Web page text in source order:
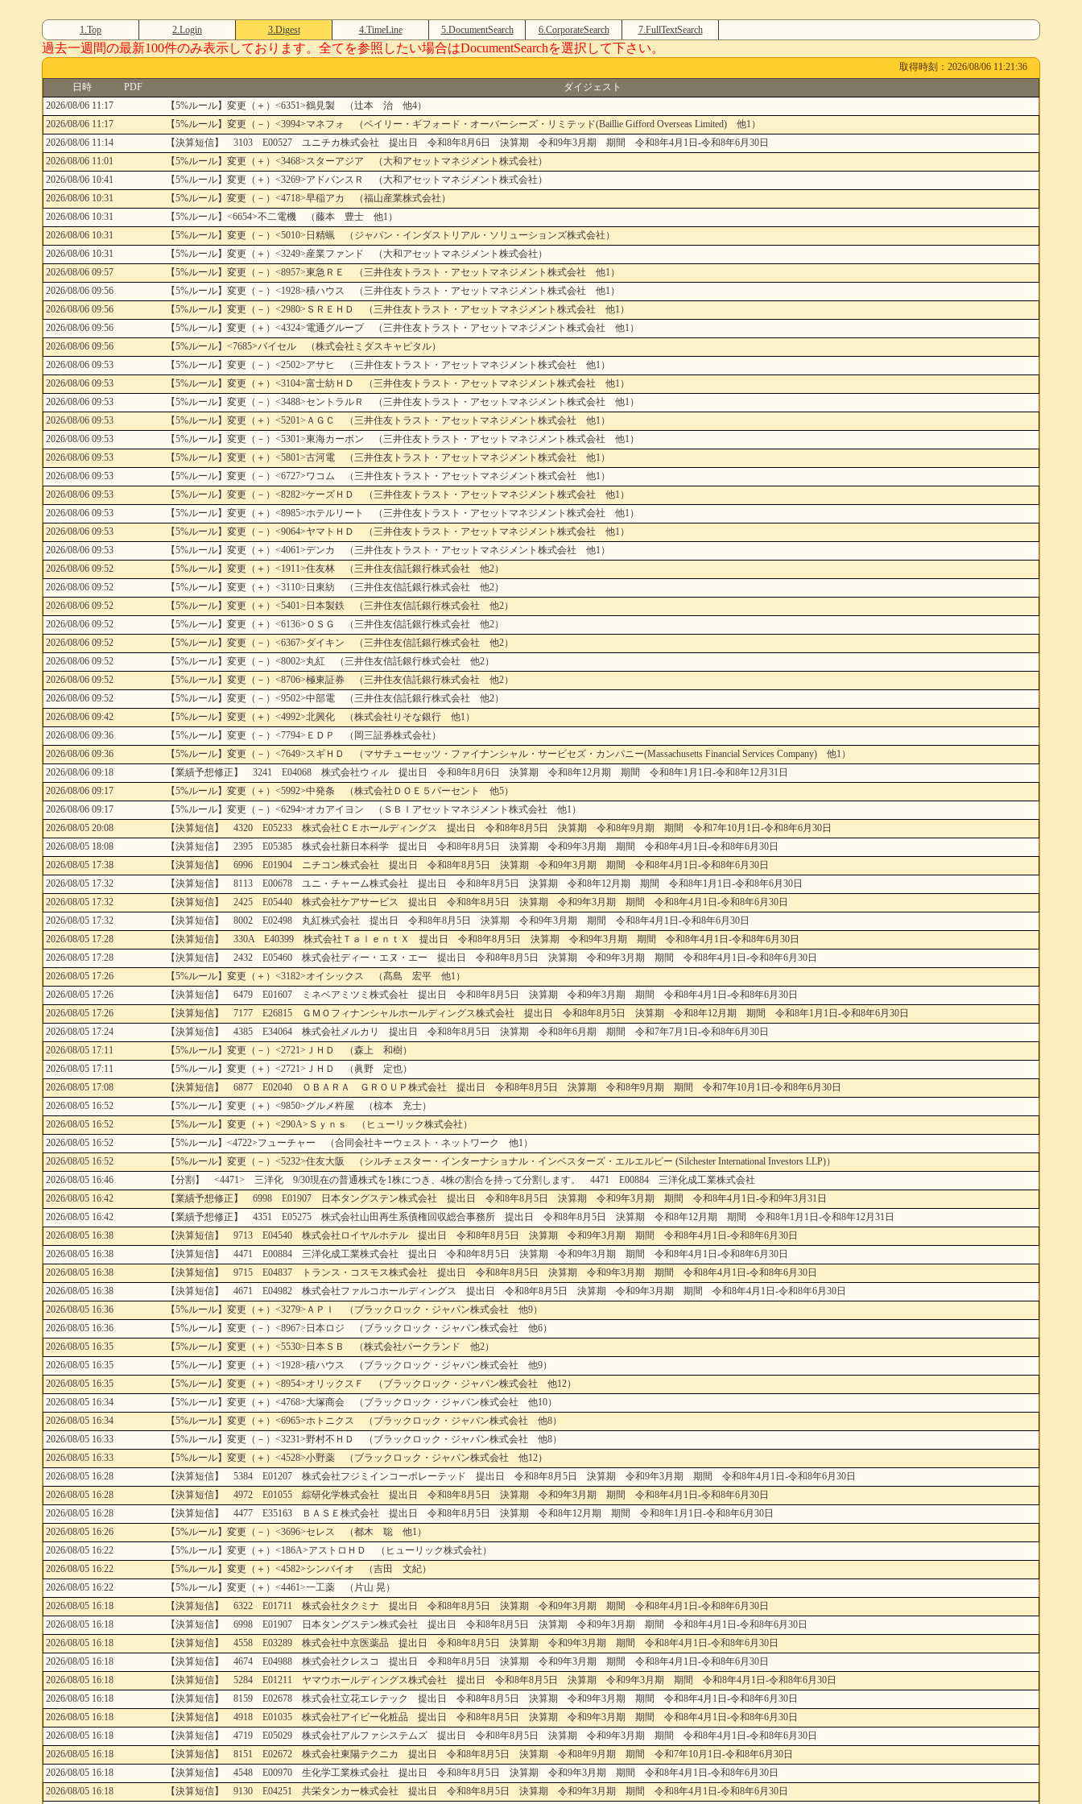
1.Top 2.Login 3.Digest 4.TimeLine 5.DocumentSearch 6.CorporateSearch 7.FullTextSearch
過去一週間の最新100件のみ表示しております。全てを参照したい場合はDocumentSearchを選択して下さい。
取得時刻：2026/08/06 11:21:36
日時
PDF
ダイジェスト
2026/08/06 11:17
【5%ルール】変更（＋）<6351>鶴見製 （辻本 治 他4）
2026/08/06 11:17
【5%ルール】変更（－）<3994>マネフォ （ベイリー・ギフォード・オーバーシーズ・リミテッド(Baillie Gifford Overseas Limited) 他1）
2026/08/06 11:14
【決算短信】 3103 E00527 ユニチカ株式会社 提出日 令和8年8月6日 決算期 令和9年3月期 期間 令和8年4月1日-令和8年6月30日
2026/08/06 11:01
【5%ルール】変更（＋）<3468>スターアジア （大和アセットマネジメント株式会社）
2026/08/06 10:41
【5%ルール】変更（＋）<3269>アドバンスＲ （大和アセットマネジメント株式会社）
2026/08/06 10:31
【5%ルール】変更（－）<4718>早稲アカ （福山産業株式会社）
2026/08/06 10:31
【5%ルール】<6654>不二電機 （藤本 豊士 他1）
2026/08/06 10:31
【5%ルール】変更（－）<5010>日精蝋 （ジャパン・インダストリアル・ソリューションズ株式会社）
2026/08/06 10:31
【5%ルール】変更（＋）<3249>産業ファンド （大和アセットマネジメント株式会社）
2026/08/06 09:57
【5%ルール】変更（－）<8957>東急ＲＥ （三井住友トラスト・アセットマネジメント株式会社 他1）
2026/08/06 09:56
【5%ルール】変更（－）<1928>積ハウス （三井住友トラスト・アセットマネジメント株式会社 他1）
2026/08/06 09:56
【5%ルール】変更（－）<2980>ＳＲＥＨＤ （三井住友トラスト・アセットマネジメント株式会社 他1）
2026/08/06 09:56
【5%ルール】変更（＋）<4324>電通グループ （三井住友トラスト・アセットマネジメント株式会社 他1）
2026/08/06 09:56
【5%ルール】<7685>バイセル （株式会社ミダスキャピタル）
2026/08/06 09:53
【5%ルール】変更（－）<2502>アサヒ （三井住友トラスト・アセットマネジメント株式会社 他1）
2026/08/06 09:53
【5%ルール】変更（＋）<3104>富士紡ＨＤ （三井住友トラスト・アセットマネジメント株式会社 他1）
2026/08/06 09:53
【5%ルール】変更（－）<3488>セントラルＲ （三井住友トラスト・アセットマネジメント株式会社 他1）
2026/08/06 09:53
【5%ルール】変更（＋）<5201>ＡＧＣ （三井住友トラスト・アセットマネジメント株式会社 他1）
2026/08/06 09:53
【5%ルール】変更（－）<5301>東海カーボン （三井住友トラスト・アセットマネジメント株式会社 他1）
2026/08/06 09:53
【5%ルール】変更（＋）<5801>古河電 （三井住友トラスト・アセットマネジメント株式会社 他1）
2026/08/06 09:53
【5%ルール】変更（－）<6727>ワコム （三井住友トラスト・アセットマネジメント株式会社 他1）
2026/08/06 09:53
【5%ルール】変更（－）<8282>ケーズＨＤ （三井住友トラスト・アセットマネジメント株式会社 他1）
2026/08/06 09:53
【5%ルール】変更（＋）<8985>ホテルリート （三井住友トラスト・アセットマネジメント株式会社 他1）
2026/08/06 09:53
【5%ルール】変更（－）<9064>ヤマトＨＤ （三井住友トラスト・アセットマネジメント株式会社 他1）
2026/08/06 09:53
【5%ルール】変更（＋）<4061>デンカ （三井住友トラスト・アセットマネジメント株式会社 他1）
2026/08/06 09:52
【5%ルール】変更（＋）<1911>住友林 （三井住友信託銀行株式会社 他2）
2026/08/06 09:52
【5%ルール】変更（＋）<3110>日東紡 （三井住友信託銀行株式会社 他2）
2026/08/06 09:52
【5%ルール】変更（＋）<5401>日本製鉄 （三井住友信託銀行株式会社 他2）
2026/08/06 09:52
【5%ルール】変更（＋）<6136>ＯＳＧ （三井住友信託銀行株式会社 他2）
2026/08/06 09:52
【5%ルール】変更（－）<6367>ダイキン （三井住友信託銀行株式会社 他2）
2026/08/06 09:52
【5%ルール】変更（－）<8002>丸紅 （三井住友信託銀行株式会社 他2）
2026/08/06 09:52
【5%ルール】変更（－）<8706>極東証券 （三井住友信託銀行株式会社 他2）
2026/08/06 09:52
【5%ルール】変更（－）<9502>中部電 （三井住友信託銀行株式会社 他2）
2026/08/06 09:42
【5%ルール】変更（＋）<4992>北興化 （株式会社りそな銀行 他1）
2026/08/06 09:36
【5%ルール】変更（－）<7794>ＥＤＰ （岡三証券株式会社）
2026/08/06 09:36
【5%ルール】変更（－）<7649>スギＨＤ （マサチューセッツ・ファイナンシャル・サービセズ・カンパニー(Massachusetts Financial Services Company) 他1）
2026/08/06 09:18
【業績予想修正】 3241 E04068 株式会社ウィル 提出日 令和8年8月6日 決算期 令和8年12月期 期間 令和8年1月1日-令和8年12月31日
2026/08/06 09:17
【5%ルール】変更（＋）<5992>中発条 （株式会社ＤＯＥ５パーセント 他5）
2026/08/06 09:17
【5%ルール】変更（－）<6294>オカアイヨン （ＳＢＩアセットマネジメント株式会社 他1）
2026/08/05 20:08
【決算短信】 4320 E05233 株式会社ＣＥホールディングス 提出日 令和8年8月5日 決算期 令和8年9月期 期間 令和7年10月1日-令和8年6月30日
2026/08/05 18:08
【決算短信】 2395 E05385 株式会社新日本科学 提出日 令和8年8月5日 決算期 令和9年3月期 期間 令和8年4月1日-令和8年6月30日
2026/08/05 17:38
【決算短信】 6996 E01904 ニチコン株式会社 提出日 令和8年8月5日 決算期 令和9年3月期 期間 令和8年4月1日-令和8年6月30日
2026/08/05 17:32
【決算短信】 8113 E00678 ユニ・チャーム株式会社 提出日 令和8年8月5日 決算期 令和8年12月期 期間 令和8年1月1日-令和8年6月30日
2026/08/05 17:32
【決算短信】 2425 E05440 株式会社ケアサービス 提出日 令和8年8月5日 決算期 令和9年3月期 期間 令和8年4月1日-令和8年6月30日
2026/08/05 17:32
【決算短信】 8002 E02498 丸紅株式会社 提出日 令和8年8月5日 決算期 令和9年3月期 期間 令和8年4月1日-令和8年6月30日
2026/08/05 17:28
【決算短信】 330A E40399 株式会社ＴａｌｅｎｔＸ 提出日 令和8年8月5日 決算期 令和9年3月期 期間 令和8年4月1日-令和8年6月30日
2026/08/05 17:28
【決算短信】 2432 E05460 株式会社ディー・エヌ・エー 提出日 令和8年8月5日 決算期 令和9年3月期 期間 令和8年4月1日-令和8年6月30日
2026/08/05 17:26
【5%ルール】変更（＋）<3182>オイシックス （髙島 宏平 他1）
2026/08/05 17:26
【決算短信】 6479 E01607 ミネベアミツミ株式会社 提出日 令和8年8月5日 決算期 令和9年3月期 期間 令和8年4月1日-令和8年6月30日
2026/08/05 17:26
【決算短信】 7177 E26815 ＧＭＯフィナンシャルホールディングス株式会社 提出日 令和8年8月5日 決算期 令和8年12月期 期間 令和8年1月1日-令和8年6月30日
2026/08/05 17:24
【決算短信】 4385 E34064 株式会社メルカリ 提出日 令和8年8月5日 決算期 令和8年6月期 期間 令和7年7月1日-令和8年6月30日
2026/08/05 17:11
【5%ルール】変更（－）<2721>ＪＨＤ （森上 和樹）
2026/08/05 17:11
【5%ルール】変更（＋）<2721>ＪＨＤ （眞野 定也）
2026/08/05 17:08
【決算短信】 6877 E02040 ＯＢＡＲＡ ＧＲＯＵＰ株式会社 提出日 令和8年8月5日 決算期 令和8年9月期 期間 令和7年10月1日-令和8年6月30日
2026/08/05 16:52
【5%ルール】変更（＋）<9850>グルメ杵屋 （椋本 充士）
2026/08/05 16:52
【5%ルール】変更（＋）<290A>Ｓｙｎｓ （ヒューリック株式会社）
2026/08/05 16:52
【5%ルール】<4722>フューチャー （合同会社キーウェスト・ネットワーク 他1）
2026/08/05 16:52
【5%ルール】変更（－）<5232>住友大阪 （シルチェスター・インターナショナル・インベスターズ・エルエルピー (Silchester International Investors LLP)）
2026/08/05 16:46
【分割】 <4471> 三洋化 9/30現在の普通株式を1株につき、4株の割合を持って分割します。 4471 E00884 三洋化成工業株式会社
2026/08/05 16:42
【業績予想修正】 6998 E01907 日本タングステン株式会社 提出日 令和8年8月5日 決算期 令和9年3月期 期間 令和8年4月1日-令和9年3月31日
2026/08/05 16:42
【業績予想修正】 4351 E05275 株式会社山田再生系債権回収総合事務所 提出日 令和8年8月5日 決算期 令和8年12月期 期間 令和8年1月1日-令和8年12月31日
2026/08/05 16:38
【決算短信】 9713 E04540 株式会社ロイヤルホテル 提出日 令和8年8月5日 決算期 令和9年3月期 期間 令和8年4月1日-令和8年6月30日
2026/08/05 16:38
【決算短信】 4471 E00884 三洋化成工業株式会社 提出日 令和8年8月5日 決算期 令和9年3月期 期間 令和8年4月1日-令和8年6月30日
2026/08/05 16:38
【決算短信】 9715 E04837 トランス・コスモス株式会社 提出日 令和8年8月5日 決算期 令和9年3月期 期間 令和8年4月1日-令和8年6月30日
2026/08/05 16:38
【決算短信】 4671 E04982 株式会社ファルコホールディングス 提出日 令和8年8月5日 決算期 令和9年3月期 期間 令和8年4月1日-令和8年6月30日
2026/08/05 16:36
【5%ルール】変更（＋）<3279>ＡＰＩ （ブラックロック・ジャパン株式会社 他9）
2026/08/05 16:36
【5%ルール】変更（－）<8967>日本ロジ （ブラックロック・ジャパン株式会社 他6）
2026/08/05 16:35
【5%ルール】変更（＋）<5530>日本ＳＢ （株式会社パークランド 他2）
2026/08/05 16:35
【5%ルール】変更（＋）<1928>積ハウス （ブラックロック・ジャパン株式会社 他9）
2026/08/05 16:35
【5%ルール】変更（＋）<8954>オリックスＦ （ブラックロック・ジャパン株式会社 他12）
2026/08/05 16:34
【5%ルール】変更（＋）<4768>大塚商会 （ブラックロック・ジャパン株式会社 他10）
2026/08/05 16:34
【5%ルール】変更（＋）<6965>ホトニクス （ブラックロック・ジャパン株式会社 他8）
2026/08/05 16:33
【5%ルール】変更（－）<3231>野村不ＨＤ （ブラックロック・ジャパン株式会社 他8）
2026/08/05 16:33
【5%ルール】変更（＋）<4528>小野薬 （ブラックロック・ジャパン株式会社 他12）
2026/08/05 16:28
【決算短信】 5384 E01207 株式会社フジミインコーポレーテッド 提出日 令和8年8月5日 決算期 令和9年3月期 期間 令和8年4月1日-令和8年6月30日
2026/08/05 16:28
【決算短信】 4972 E01055 綜研化学株式会社 提出日 令和8年8月5日 決算期 令和9年3月期 期間 令和8年4月1日-令和8年6月30日
2026/08/05 16:28
【決算短信】 4477 E35163 ＢＡＳＥ株式会社 提出日 令和8年8月5日 決算期 令和8年12月期 期間 令和8年1月1日-令和8年6月30日
2026/08/05 16:26
【5%ルール】変更（－）<3696>セレス （都木 聡 他1）
2026/08/05 16:22
【5%ルール】変更（＋）<186A>アストロＨＤ （ヒューリック株式会社）
2026/08/05 16:22
【5%ルール】変更（＋）<4582>シンバイオ （吉田 文紀）
2026/08/05 16:22
【5%ルール】変更（＋）<4461>一工薬 （片山 晃）
2026/08/05 16:18
【決算短信】 6322 E01711 株式会社タクミナ 提出日 令和8年8月5日 決算期 令和9年3月期 期間 令和8年4月1日-令和8年6月30日
2026/08/05 16:18
【決算短信】 6998 E01907 日本タングステン株式会社 提出日 令和8年8月5日 決算期 令和9年3月期 期間 令和8年4月1日-令和8年6月30日
2026/08/05 16:18
【決算短信】 4558 E03289 株式会社中京医薬品 提出日 令和8年8月5日 決算期 令和9年3月期 期間 令和8年4月1日-令和8年6月30日
2026/08/05 16:18
【決算短信】 4674 E04988 株式会社クレスコ 提出日 令和8年8月5日 決算期 令和9年3月期 期間 令和8年4月1日-令和8年6月30日
2026/08/05 16:18
【決算短信】 5284 E01211 ヤマウホールディングス株式会社 提出日 令和8年8月5日 決算期 令和9年3月期 期間 令和8年4月1日-令和8年6月30日
2026/08/05 16:18
【決算短信】 8159 E02678 株式会社立花エレテック 提出日 令和8年8月5日 決算期 令和9年3月期 期間 令和8年4月1日-令和8年6月30日
2026/08/05 16:18
【決算短信】 4918 E01035 株式会社アイビー化粧品 提出日 令和8年8月5日 決算期 令和9年3月期 期間 令和8年4月1日-令和8年6月30日
2026/08/05 16:18
【決算短信】 4719 E05029 株式会社アルファシステムズ 提出日 令和8年8月5日 決算期 令和9年3月期 期間 令和8年4月1日-令和8年6月30日
2026/08/05 16:18
【決算短信】 8151 E02672 株式会社東陽テクニカ 提出日 令和8年8月5日 決算期 令和8年9月期 期間 令和7年10月1日-令和8年6月30日
2026/08/05 16:18
【決算短信】 4548 E00970 生化学工業株式会社 提出日 令和8年8月5日 決算期 令和9年3月期 期間 令和8年4月1日-令和8年6月30日
2026/08/05 16:18
【決算短信】 9130 E04251 共栄タンカー株式会社 提出日 令和8年8月5日 決算期 令和9年3月期 期間 令和8年4月1日-令和8年6月30日